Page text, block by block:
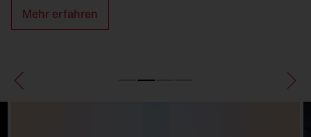
Mehr erfahren